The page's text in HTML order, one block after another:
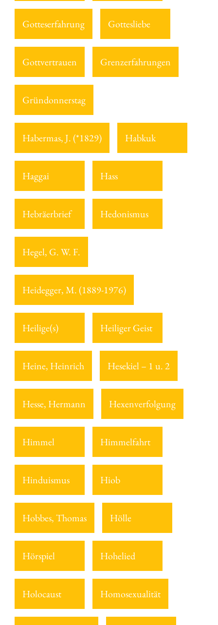
Gotteserfahrung Gottesliebe
Gottvertrauen Grenzerfahrungen
Gründonnerstag
Habermas, J. (*1829) Habkuk
Haggai Hass
Hebräerbrief Hedonismus
Hegel, G. W. F.
Heidegger, M. (1889-1976)
Heilige(s) Heiliger Geist
Heine, Heinrich Hesekiel – 1 u. 2
Hesse, Hermann Hexenverfolgung
Himmel Himmelfahrt
Hinduismus Hiob
Hobbes, Thomas Hölle
Hörspiel Hohelied
Holocaust Homosexualität